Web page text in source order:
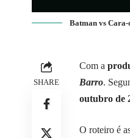
Batman vs
SHARE
Com a
Barro.
outubro de
O roteiro é